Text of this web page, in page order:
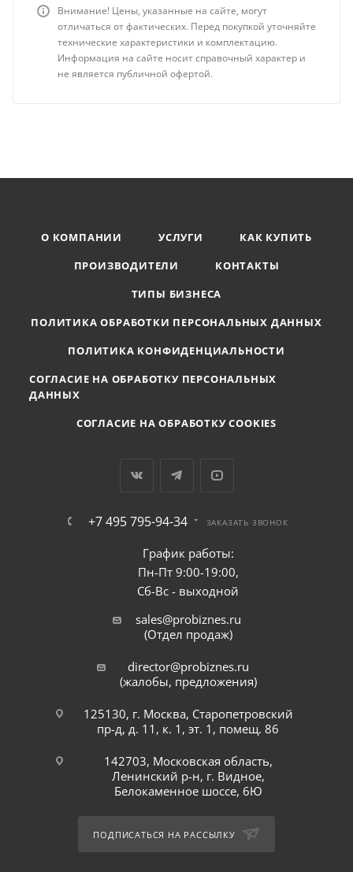
Внимание! Цены, указанные на сайте, могут
отличаться от фактических. Перед покупкой уточняйте
технические характеристики и комплектацию.
Информация на сайте носит справочный характер и
не является публичной офертой.
О КОМПАНИИ УСЛУГИ
КАК КУПИТЬ
ПРОИЗВОДИТЕЛИ
КОНТАКТЫ
ТИПЫ БИЗНЕСА
ПОЛИТИКА ОБРАБОТКИ ПЕРСОНАЛЬНЫХ ДАННЫХ
ПОЛИТИКА КОНФИДЕНЦИАЛЬНОСТИ
СОГЛАСИЕ НА ОБРАБОТКУ ПЕРСОНАЛЬНЫХ
ДАННЫХ
СОГЛАСИЕ НА ОБРАБОТКУ COOKIES
+7 495 795-94-34 ЗАКАЗАТЬ ЗВОНОК
График работы:
Пн-Пт 9:00-19:00,
Сб-Вс - выходной
sales@probiznes.ru
(Отдел продаж)
director@probiznes.ru
(жалобы, предложения)
125130, г. Москва, Старопетровский
пр-д, д. 11, к. 1, эт. 1, помещ. 86
142703, Московская область,
Ленинский р-н, г. Видное,
Белокаменное шоссе, 6Ю
ПОДПИСАТЬСЯ НА РАССЫЛКУ